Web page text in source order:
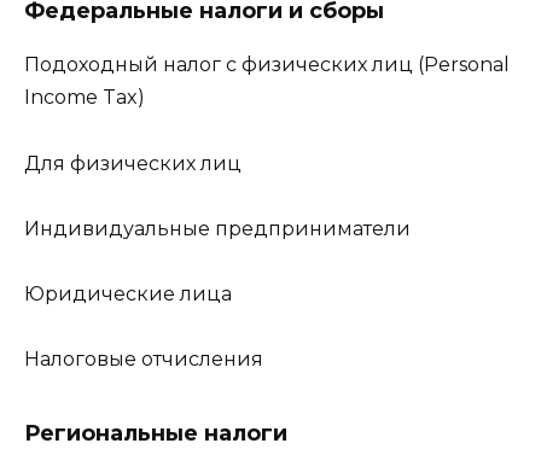
Федеральные налоги и сборы
Подоходный налог с физических лиц (Personal
Income Tax)
Для физических лиц
Индивидуальные предприниматели
Юридические лица
Налоговые отчисления
Региональные налоги